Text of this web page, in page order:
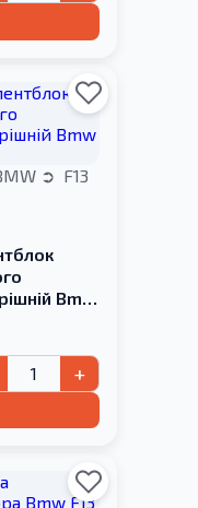
F13
Bmw
+